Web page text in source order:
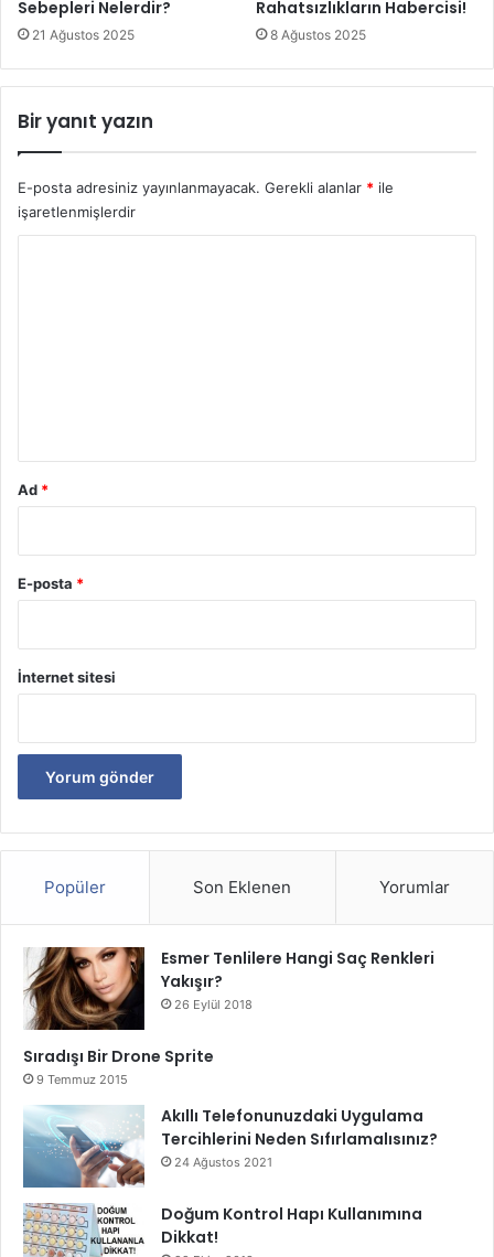
Sebepleri Nelerdir?
21 Ağustos 2025
Rahatsızlıkların Habercisi!
8 Ağustos 2025
Bir yanıt yazın
E-posta adresiniz yayınlanmayacak. Gerekli alanlar * ile
işaretlenmişlerdir
Ad *
E-posta *
İnternet sitesi
Popüler Son Eklenen Yorumlar
Esmer Tenlilere Hangi Saç Renkleri
Yakışır?
26 Eylül 2018
Sıradışı Bir Drone Sprite
9 Temmuz 2015
Akıllı Telefonunuzdaki Uygulama
Tercihlerini Neden Sıfırlamalısınız?
24 Ağustos 2021
Doğum Kontrol Hapı Kullanımına
Dikkat!